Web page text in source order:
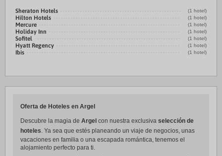
Sheraton Hotels (1 hotel)
Hilton Hotels (1 hotel)
Mercure (1 hotel)
Holiday Inn (1 hotel)
Sofitel (1 hotel)
Hyatt Regency (1 hotel)
Ibis (1 hotel)
Oferta de Hoteles en Argel
Descubre la magia de Argel con nuestra exclusiva selección de
hoteles. Ya sea que estés planeando un viaje de negocios, unas
vacaciones en familia o una escapada romántica, tenemos el
alojamiento perfecto para ti.